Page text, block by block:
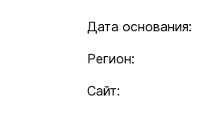
Дата основания:
Регион:
Сайт: